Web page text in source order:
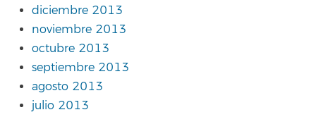
diciembre 2013
noviembre 2013
octubre 2013
septiembre 2013
agosto 2013
julio 2013